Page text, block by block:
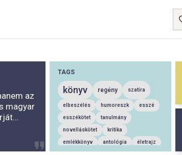
az
magyar
kötetet
TAGS
könyv regény szatíra
elbeszélés humoreszk esszé
esszékötet tanulmány
novelláskötet kritika
emlékkönyv antológia életrajz